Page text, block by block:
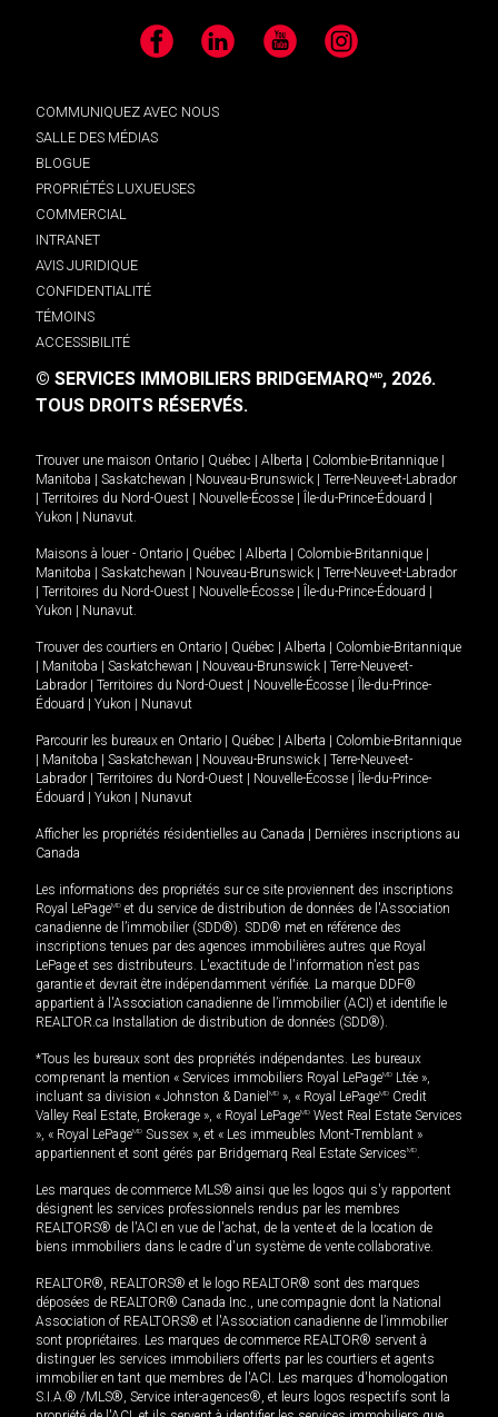
Facebook LinkedIn YouTube Instagram
COMMUNIQUEZ AVEC NOUS
SALLE DES MÉDIAS
BLOGUE
PROPRIÉTÉS LUXUEUSES
COMMERCIAL
INTRANET
AVIS JURIDIQUE
CONFIDENTIALITÉ
TÉMOINS
ACCESSIBILITÉ
© SERVICES IMMOBILIERS BRIDGEMARQMD, 2026.
TOUS DROITS RÉSERVÉS.
Trouver une maison Ontario | Québec | Alberta | Colombie-Britannique |
Manitoba | Saskatchewan | Nouveau-Brunswick | Terre-Neuve-et-Labrador
| Territoires du Nord-Ouest | Nouvelle-Écosse | Île-du-Prince-Édouard |
Yukon | Nunavut
Maisons à louer - Ontario | Québec | Alberta | Colombie-Britannique |
Manitoba | Saskatchewan | Nouveau-Brunswick | Terre-Neuve-et-Labrador
| Territoires du Nord-Ouest | Nouvelle-Écosse | Île-du-Prince-Édouard |
Yukon | Nunavut
Trouver des courtiers en Ontario | Québec | Alberta | Colombie-Britannique
| Manitoba | Saskatchewan | Nouveau-Brunswick | Terre-Neuve-et-
Labrador | Territoires du Nord-Ouest | Nouvelle-Écosse | Île-du-Prince-
Édouard | Yukon | Nunavut
Parcourir les bureaux en Ontario | Québec | Alberta | Colombie-Britannique
| Manitoba | Saskatchewan | Nouveau-Brunswick | Terre-Neuve-et-
Labrador | Territoires du Nord-Ouest | Nouvelle-Écosse | Île-du-Prince-
Édouard | Yukon | Nunavut
Afficher les propriétés résidentielles au Canada | Dernières inscriptions au
Canada
Les informations des propriétés sur ce site proviennent des inscriptions
Royal LePageMD et du service de distribution de données de l'Association
canadienne de l’immobilier (SDD®). SDD® met en référence des
inscriptions tenues par des agences immobilières autres que Royal
LePage et ses distributeurs. L'exactitude de l'information n'est pas
garantie et devrait être indépendamment vérifiée. La marque DDF®
appartient à l'Association canadienne de l’immobilier (ACI) et identifie le
REALTOR.ca Installation de distribution de données (SDD®).
*Tous les bureaux sont des propriétés indépendantes. Les bureaux
comprenant la mention « Services immobiliers Royal LePageMD Ltée »,
incluant sa division « Johnston & Daniel MD », « Royal LePageMD Credit
Valley Real Estate, Brokerage », « Royal LePageMD West Real Estate Services
», « Royal LePageMD Sussex », et « Les immeubles Mont-Tremblant »
appartiennent et sont gérés par Bridgemarq Real Estate ServicesMD
Les marques de commerce MLS® ainsi que les logos qui s'y rapportent
désignent les services professionnels rendus par les membres
REALTORS® de l'ACI en vue de l'achat, de la vente et de la location de
biens immobiliers dans le cadre d'un système de vente collaborative.
REALTOR®, REALTORS® et le logo REALTOR® sont des marques
déposées de REALTOR® Canada Inc., une compagnie dont la National
Association of REALTORS® et l'Association canadienne de l’immobilier
sont propriétaires. Les marques de commerce REALTOR® servent à
distinguer les services immobiliers offerts par les courtiers et agents
immobilier en tant que membres de l'ACI. Les marques d'homologation
S.I.A.® /MLS®, Service inter-agences®, et leurs logos respectifs sont la